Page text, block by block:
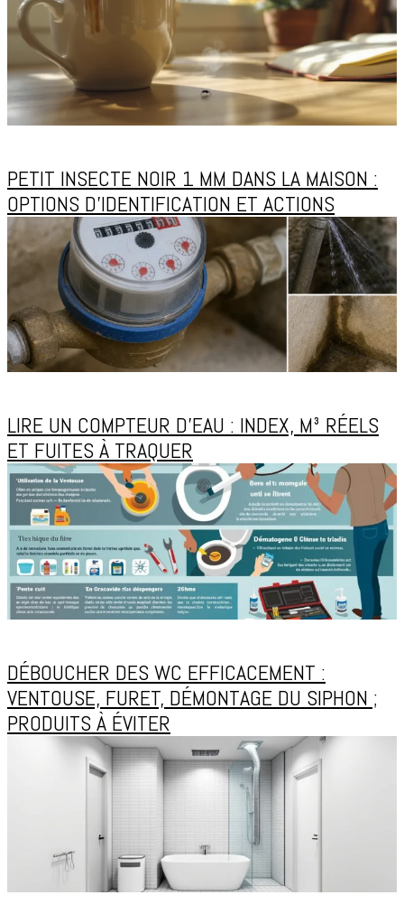
PETIT INSECTE NOIR 1 MM DANS LA MAISON :
OPTIONS D’IDENTIFICATION ET ACTIONS
LIRE UN COMPTEUR D’EAU : INDEX, M³ RÉELS
ET FUITES À TRAQUER
DÉBOUCHER DES WC EFFICACEMENT :
VENTOUSE, FURET, DÉMONTAGE DU SIPHON ;
PRODUITS À ÉVITER